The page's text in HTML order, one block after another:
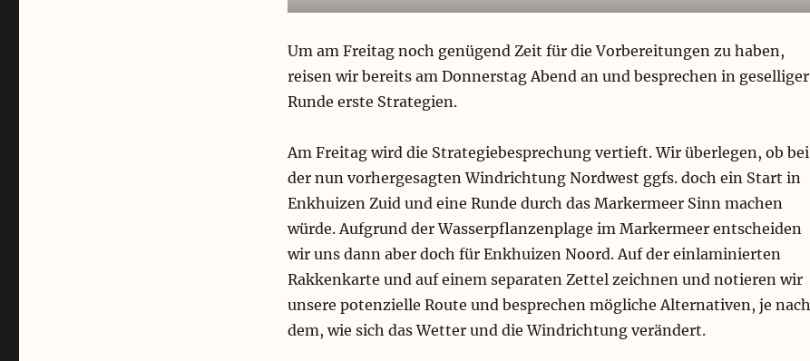
Um am Freitag noch genügend Zeit für die Vorbereitungen zu haben,
reisen wir bereits am Donnerstag Abend an und besprechen in geselliger
Runde erste Strategien.
Am Freitag wird die Strategiebesprechung vertieft. Wir überlegen, ob bei
der nun vorhergesagten Windrichtung Nordwest ggfs. doch ein Start in
Enkhuizen Zuid und eine Runde durch das Markermeer Sinn machen
würde. Aufgrund der Wasserpflanzenplage im Markermeer entscheiden
wir uns dann aber doch für Enkhuizen Noord. Auf der einlaminierten
Rakkenkarte und auf einem separaten Zettel zeichnen und notieren wir
unsere potenzielle Route und besprechen mögliche Alternativen, je nach
dem, wie sich das Wetter und die Windrichtung verändert.